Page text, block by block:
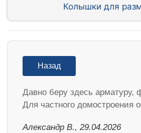
Колышки для
Назад
Давно беру здесь арматуру,
Для частного домостроения
Александр В., 29.04.2026